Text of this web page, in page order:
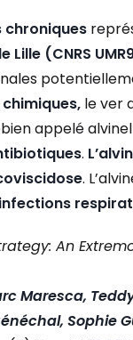
chroniques
(CNRS
le ver
appelé
.
.
An
Maresca,
Sophie